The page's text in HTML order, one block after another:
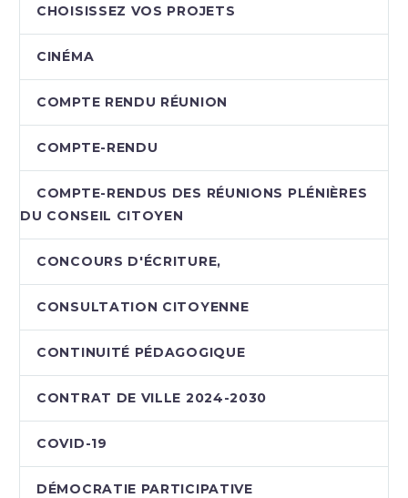
CHOISISSEZ VOS PROJETS
CINÉMA
COMPTE RENDU RÉUNION
COMPTE-RENDU
COMPTE-RENDUS DES RÉUNIONS PLÉNIÈRES
DU CONSEIL CITOYEN
CONCOURS D'ÉCRITURE,
CONSULTATION CITOYENNE
CONTINUITÉ PÉDAGOGIQUE
CONTRAT DE VILLE 2024-2030
COVID-19
DÉMOCRATIE PARTICIPATIVE